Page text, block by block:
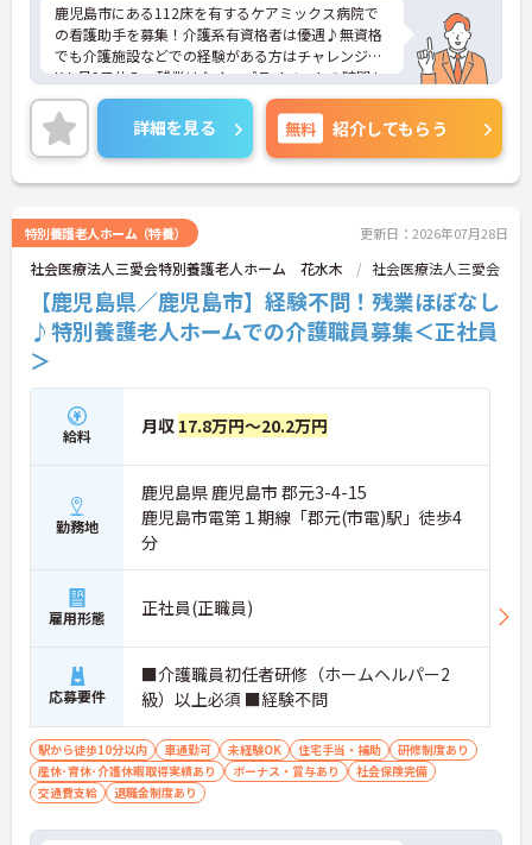
鹿児島市にある112床を有するケアミックス病院で
の看護助手を募集！介護系有資格者は優遇♪無資格
でも介護施設などでの経験がある方はチャレンジO
K！月9日休み、残業はなく、プライベートの時間も
確保しやすいです。日勤のみのご勤務ですので、生
活リズムを整えやすく無理なくご勤務いただけます
♪ご興味のある方には、面接対策ポイントなど、さ
らに詳細をお話ししますのでお気軽にご相談くださ
い！
詳細を見る 無料 紹介してもらう
特別養護老人ホーム（特養） 更新日：2026年07月28日
社会医療法人三愛会特別養護老人ホーム 花水木 社会医療法人三愛会
【鹿児島県／鹿児島市】経験不問！残業ほぼなし
♪特別養護老人ホームでの介護職員募集＜正社員
＞
給料 月収 17.8万円～20.2万円
勤務地
鹿児島県 鹿児島市 郡元3-4-15
鹿児島市電第１期線「郡元(市電)駅」徒歩4
分
雇用形態 正社員(正職員)
応募要件
■介護職員初任者研修（ホームヘルパー2
級）以上必須 ■経験不問
駅から徒歩10分以内 車通勤可 未経験OK 住宅手当・補助
研修制度あり
産休･育休･介護休暇取得実績あり
ボーナス・賞与あり
社会保険完備
交通費支給
退職金制度あり